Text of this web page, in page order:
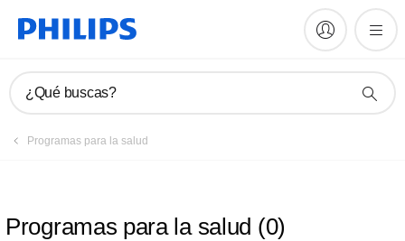
¿Qué buscas?
Programas para la salud
Programas para la salud (0)